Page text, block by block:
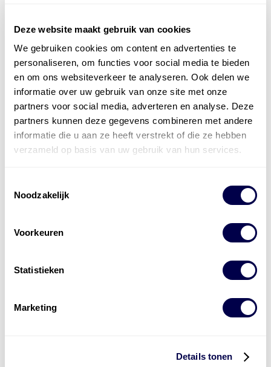
Deze website maakt gebruik van cookies
We gebruiken cookies om content en advertenties te
personaliseren, om functies voor social media te bieden
en om ons websiteverkeer te analyseren. Ook delen we
informatie over uw gebruik van onze site met onze
partners voor social media, adverteren en analyse. Deze
partners kunnen deze gegevens combineren met andere
informatie die u aan ze heeft verstrekt of die ze hebben
verzameld op basis van uw gebruik van hun services.
Noodzakelijk
Voorkeuren
Statistieken
Marketing
Details tonen
Officieel distributeur met Mobil Smeermiddelen
voor alle sectoren
Welke olie heb ik nodig
Alle producten bekijken
ReferentiesKwikfit,Roba ,de Groot